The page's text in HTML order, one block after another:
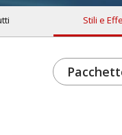
Stili e